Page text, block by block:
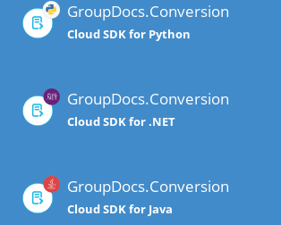
GroupDocs.Conversion
Cloud SDK for Python
GroupDocs.Conversion
Cloud SDK for .NET
GroupDocs.Conversion
Cloud SDK for Java